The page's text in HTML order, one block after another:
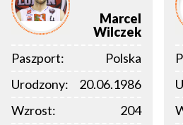
Marcel
Wilczek
Paszport:
Polska
Urodzony:
20.06.1986
Wzrost:
204